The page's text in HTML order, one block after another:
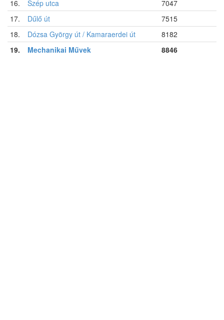
16.
Szép utca
7047
17.
Dűlő út
7515
18.
Dózsa György út / Kamaraerdei út
8182
19.
Mechanikai Művek 8846